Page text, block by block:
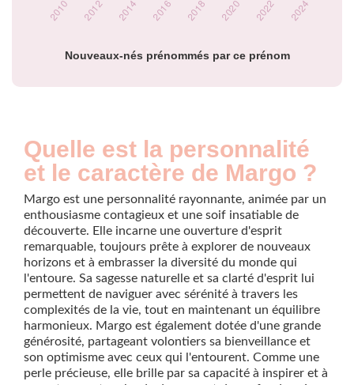
Nouveaux-nés prénommés par ce prénom
Popularité du
Quelle est la personnalité
et le caractère de Margo ?
Margo est une personnalité rayonnante, animée par un
enthousiasme contagieux et une soif insatiable de
découverte. Elle incarne une ouverture d'esprit
remarquable, toujours prête à explorer de nouveaux
horizons et à embrasser la diversité du monde qui
l'entoure. Sa sagesse naturelle et sa clarté d'esprit lui
permettent de naviguer avec sérénité à travers les
complexités de la vie, tout en maintenant un équilibre
harmonieux. Margo est également dotée d'une grande
générosité, partageant volontiers sa bienveillance et
son optimisme avec ceux qui l'entourent. Comme une
perle précieuse, elle brille par sa capacité à inspirer et à